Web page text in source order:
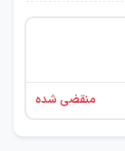
منقضی شده